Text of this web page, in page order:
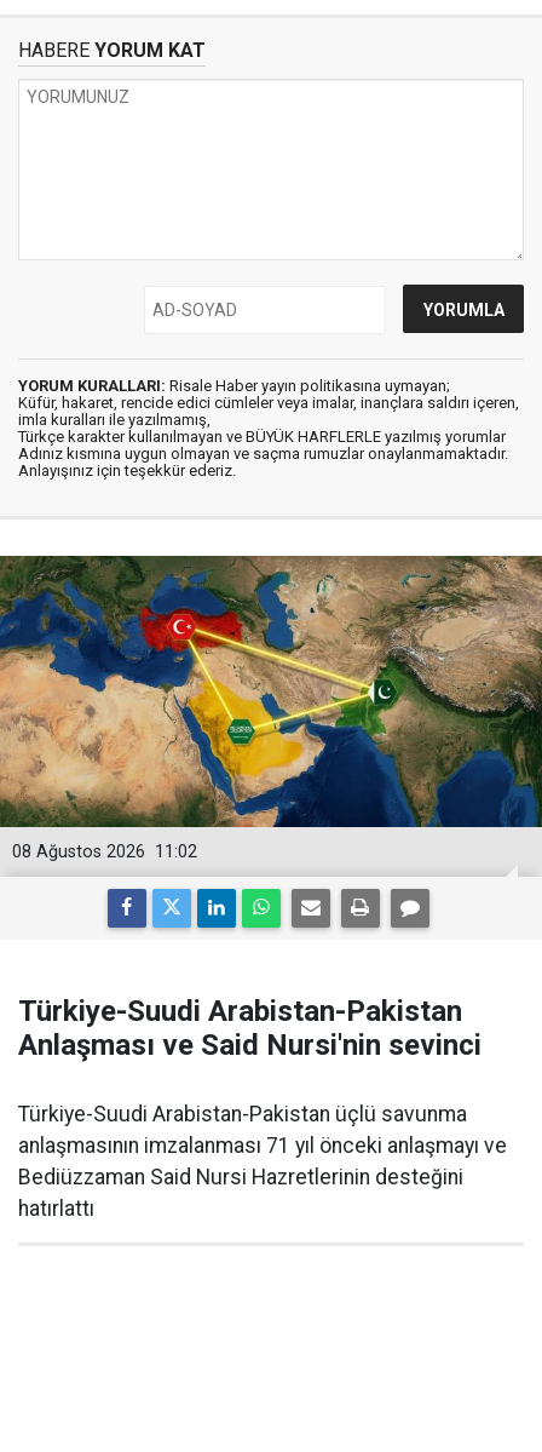
HABERE YORUM KAT
YORUM KURALLARI: Risale Haber yayın politikasına uymayan;
Küfür, hakaret, rencide edici cümleler veya imalar, inançlara saldırı içeren,
imla kuralları ile yazılmamış,
Türkçe karakter kullanılmayan ve BÜYÜK HARFLERLE yazılmış yorumlar
Adınız kısmına uygun olmayan ve saçma rumuzlar onaylanmamaktadır.
Anlayışınız için teşekkür ederiz.
11:02
08 Ağustos 2026
Türkiye-Suudi Arabistan-Pakistan
Anlaşması ve Said Nursi'nin sevinci
Türkiye-Suudi Arabistan-Pakistan üçlü savunma
anlaşmasının imzalanması 71 yıl önceki anlaşmayı ve
Bediüzzaman Said Nursi Hazretlerinin desteğini
hatırlattı